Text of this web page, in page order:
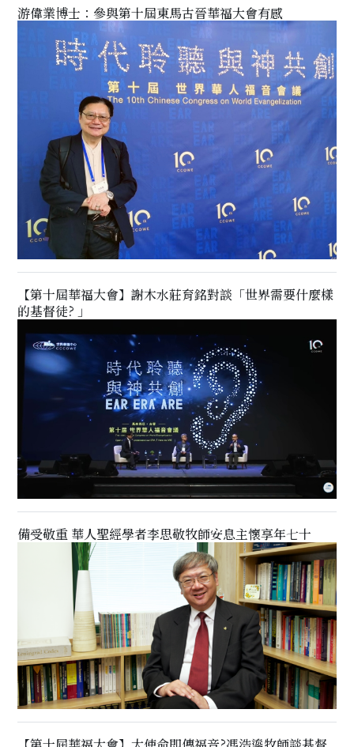
游偉業博士：參與第十屆東馬古晉華福大會有感
【第十屆華福大會】謝木水莊育銘對談「世界需要什麼樣
的基督徒? 」
備受敬重 華人聖經學者李思敬牧師安息主懷享年七十